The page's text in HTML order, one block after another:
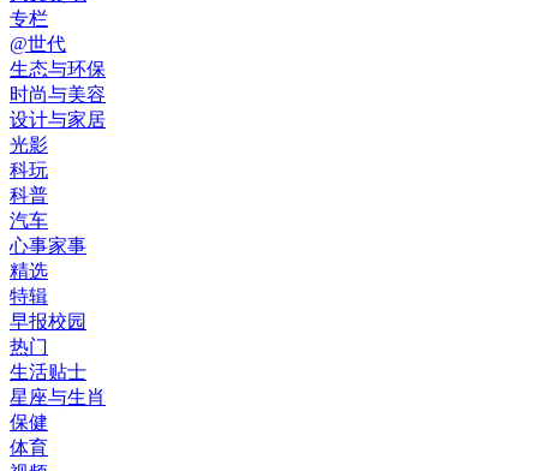
专栏
@世代
生态与环保
时尚与美容
设计与家居
光影
科玩
科普
汽车
心事家事
精选
特辑
早报校园
热门
生活贴士
星座与生肖
保健
体育